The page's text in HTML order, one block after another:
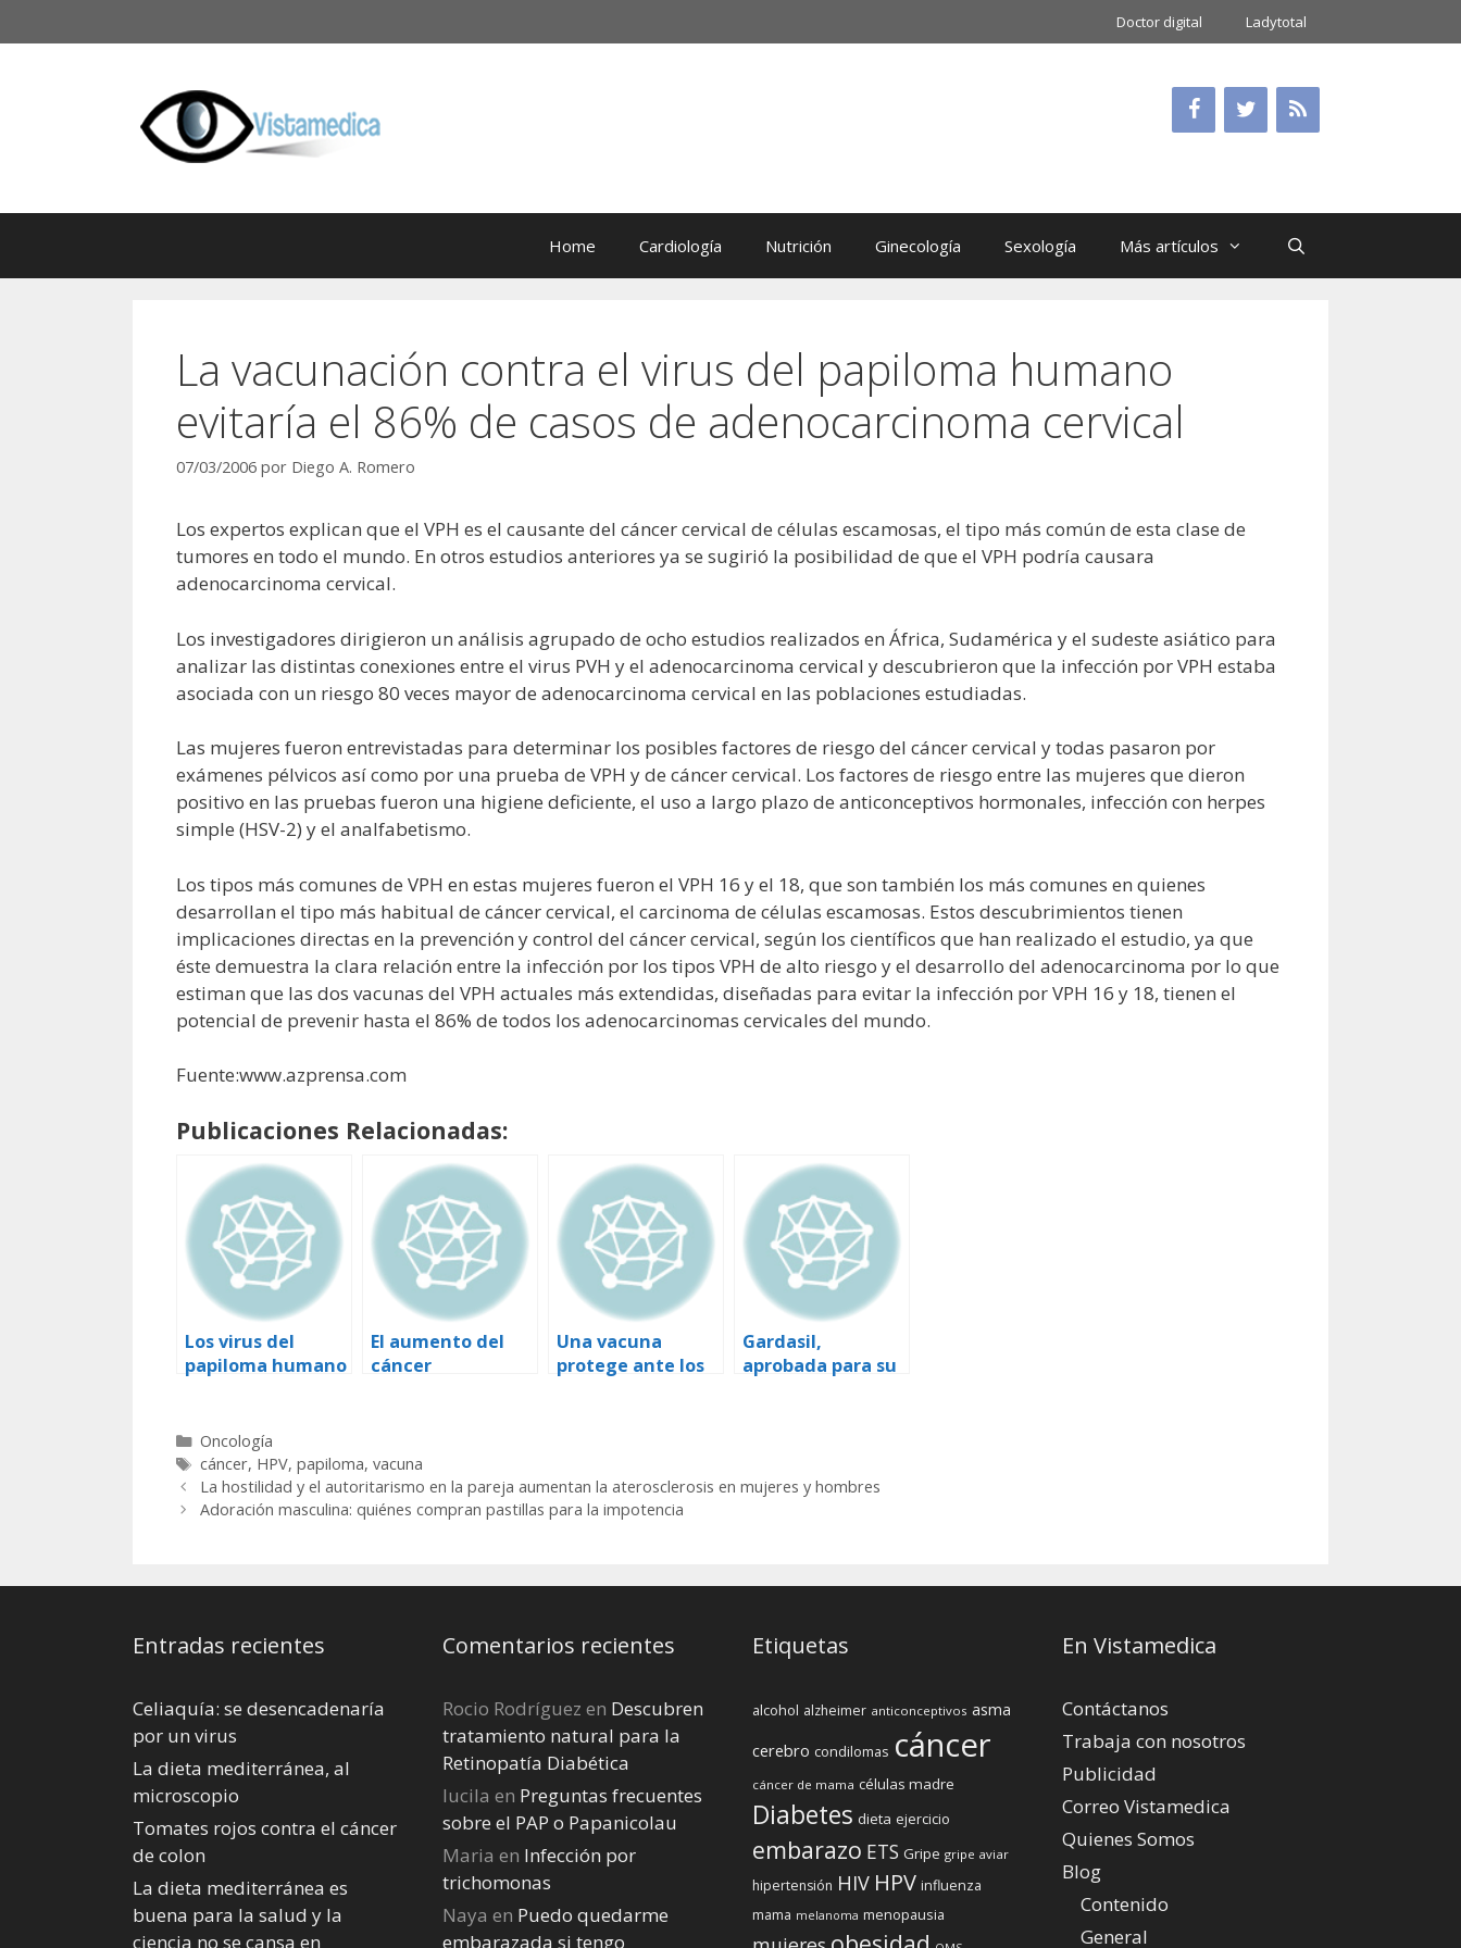
al
Doctor digital Ladytotal
Home Cardiología Nutrición Ginecología Sexología Más artículos
La vacunación contra el virus del papiloma humano
evitaría el 86% de casos de adenocarcinoma cervical
07/03/2006 por Diego A. Romero
Los expertos explican que el VPH es el causante del cáncer cervical de células escamosas, el tipo más común de esta clase de
tumores en todo el mundo. En otros estudios anteriores ya se sugirió la posibilidad de que el VPH podría causara
adenocarcinoma cervical.
Los investigadores dirigieron un análisis agrupado de ocho estudios realizados en África, Sudamérica y el sudeste asiático para
analizar las distintas conexiones entre el virus PVH y el adenocarcinoma cervical y descubrieron que la infección por VPH estaba
asociada con un riesgo 80 veces mayor de adenocarcinoma cervical en las poblaciones estudiadas.
Las mujeres fueron entrevistadas para determinar los posibles factores de riesgo del cáncer cervical y todas pasaron por
exámenes pélvicos así como por una prueba de VPH y de cáncer cervical. Los factores de riesgo entre las mujeres que dieron
positivo en las pruebas fueron una higiene deficiente, el uso a largo plazo de anticonceptivos hormonales, infección con herpes
simple (HSV-2) y el analfabetismo.
Los tipos más comunes de VPH en estas mujeres fueron el VPH 16 y el 18, que son también los más comunes en quienes
desarrollan el tipo más habitual de cáncer cervical, el carcinoma de células escamosas. Estos descubrimientos tienen
implicaciones directas en la prevención y control del cáncer cervical, según los científicos que han realizado el estudio, ya que
éste demuestra la clara relación entre la infección por los tipos VPH de alto riesgo y el desarrollo del adenocarcinoma por lo que
estiman que las dos vacunas del VPH actuales más extendidas, diseñadas para evitar la infección por VPH 16 y 18, tienen el
potencial de prevenir hasta el 86% de todos los adenocarcinomas cervicales del mundo.
Fuente:www.azprensa.com
Publicaciones Relacionadas:
Los virus del
papiloma humano
respuestas
El aumento del
cáncer
infección por el
virus del papiloma
humano
Una vacuna
protege ante los
causa del cáncer
de cuello uterino
Gardasil,
aprobada para su
Categorías
Oncología
Etiquetas
cáncer, HPV, papiloma, vacuna
La hostilidad y el autoritarismo en la pareja aumentan la aterosclerosis en mujeres y hombres
Adoración masculina: quiénes compran pastillas para la impotencia
Entradas recientes
Celiaquía: se desencadenaría
por un virus
La dieta mediterránea, al
microscopio
Tomates rojos contra el cáncer
de colon
La dieta mediterránea es
buena para la salud y la
ciencia no se cansa en
Comentarios recientes
Rocio Rodríguez en Descubren
tratamiento natural para la
Retinopatía Diabética
lucila en Preguntas frecuentes
sobre el PAP o Papanicolau
Maria en Infección por
trichomonas
Naya en Puedo quedarme
embarazada si tengo
Etiquetas
alcohol alzheimer anticonceptivos asma
cerebro condilomas cáncer
cáncer de mama células madre
Diabetes dieta ejercicio
embarazo ETS Gripe gripe aviar
hipertensión HIV HPV influenza
mama melanoma menopausia
En Vistamedica
Contáctanos
Trabaja con nosotros
Publicidad
Correo Vistamedica
Quienes Somos
Blog
Contenido
General